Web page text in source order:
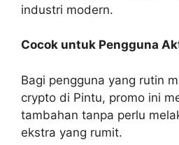
industri modern.
Cocok untuk Pengguna
Bagi pengguna yang rutin
crypto di Pintu, promo ini
tambahan tanpa perlu
ekstra yang rumit.